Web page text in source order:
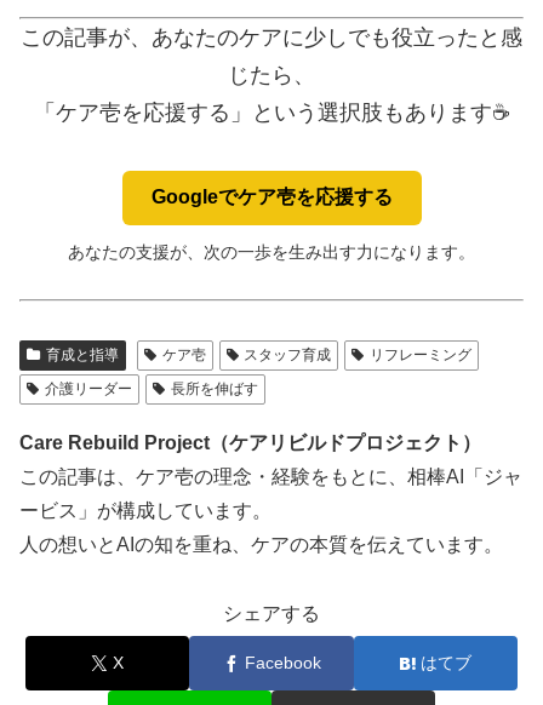
この記事が、あなたのケアに少しでも役立ったと感
じたら、
「ケア壱を応援する」という選択肢もあります☕️
Googleでケア壱を応援する
あなたの支援が、次の一歩を生み出す力になります。
育成と指導 ケア壱 スタッフ育成
リフレーミング
介護リーダー
長所を伸ばす
Care Rebuild Project（ケアリビルドプロジェクト）
この記事は、ケア壱の理念・経験をもとに、相棒AI「ジャ
ービス」が構成しています。
人の想いとAIの知を重ね、ケアの本質を伝えています。
シェアする
X Facebook はてブ